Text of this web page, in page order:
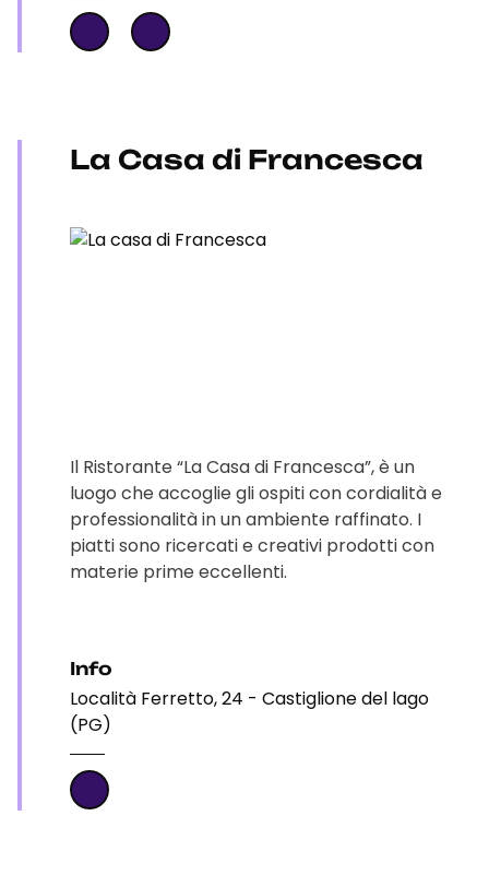
La Casa di Francesca
Il Ristorante “La Casa di Francesca”, è un
luogo che accoglie gli ospiti con cordialità e
professionalità in un ambiente raffinato. I
piatti sono ricercati e creativi prodotti con
materie prime eccellenti.
Info
Località Ferretto, 24 - Castiglione del lago
(PG)